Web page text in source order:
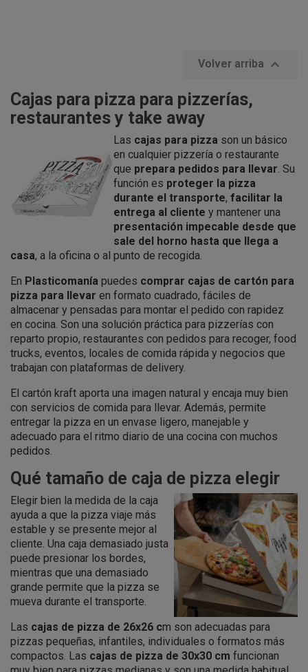
Volver arriba 
Cajas para pizza para pizzerías,
restaurantes y take away
Las cajas para pizza son un básico
en cualquier pizzería o restaurante
que prepara pedidos para llevar. Su
función es proteger la pizza
durante el transporte, facilitar la
entrega al cliente y mantener una
presentación impecable desde que
sale del horno hasta que llega a
casa, a la oficina o al punto de recogida.
En Plasticomanía puedes comprar cajas de cartón para
pizza para llevar en formato cuadrado, fáciles de
almacenar y pensadas para montar el pedido con rapidez
en cocina. Son una solución práctica para pizzerías con
reparto propio, restaurantes con pedidos para recoger, food
trucks, eventos, locales de comida rápida y negocios que
trabajan con plataformas de delivery.
El cartón kraft aporta una imagen natural y encaja muy bien
con servicios de comida para llevar. Además, permite
entregar la pizza en un envase ligero, manejable y
adecuado para el ritmo diario de una cocina con muchos
pedidos.
Qué tamaño de caja de pizza elegir
Elegir bien la medida de la caja
ayuda a que la pizza viaje más
estable y se presente mejor al
cliente. Una caja demasiado justa
puede presionar los bordes,
mientras que una demasiado
grande permite que la pizza se
mueva durante el transporte.
Las cajas de pizza de 26x26 cm son adecuadas para
pizzas pequeñas, infantiles, individuales o formatos más
compactos. Las cajas de pizza de 30x30 cm funcionan